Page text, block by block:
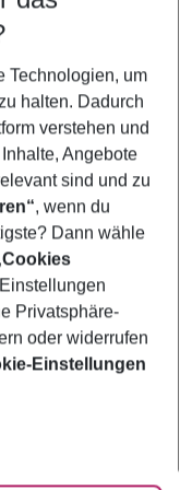
Technologien, um
halten. Dadurch
verstehen und
Angebote
sind und zu
, wenn du
Dann wähle
Privatsphäre-
oder widerrufen
Einstellungen